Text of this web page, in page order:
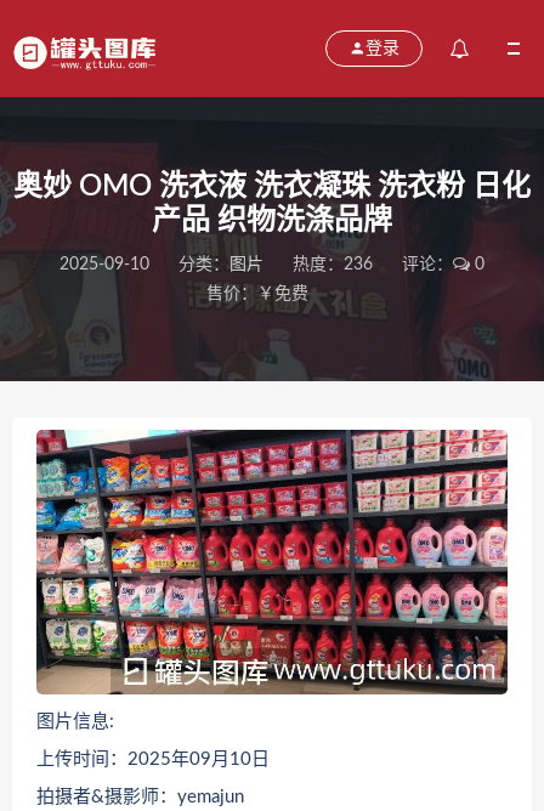
登录
奥妙 OMO 洗衣液 洗衣凝珠 洗衣粉 日化
产品 织物洗涤品牌
2025-09-10 分类： 图片 热度：236 评论：
0
售价：￥免费
图片信息:
上传时间：2025年09月10日
拍摄者&摄影师：yemajun